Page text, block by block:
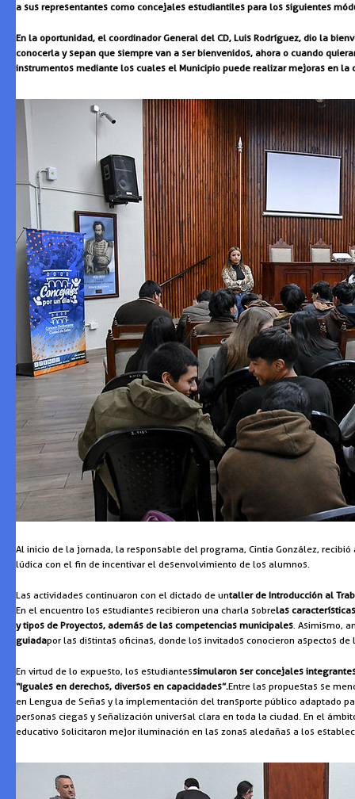
a sus representantes como concejales estudiantiles para los siguientes
En la oportunidad, el coordinador General del CD, Luis Rodríguez, dio la
conocerla y sepan que siempre van a ser bienvenidos, ahora o cuando
instrumentos mediante los cuales el Municipio puede realizar mejoras en la
Al inicio de la jornada, la responsable del programa, Cintia González,
lúdica con el fin de incentivar el desenvolvimiento de los alumnos.
Las actividades continuaron con el dictado de untaller de Introducción al
En el encuentro los estudiantes recibieron una charla sobrelas
y tipos de Proyectos, además de las competencias municipales. Asimismo,
guiadapor las distintas oficinas, donde los invitados conocieron aspectos
En virtud de lo expuesto, los estudiantessimularon ser concejales
“Iguales en derechos, diversos en capacidades”.Entre las propuestas se
en Lengua de Señas y la implementación del transporte público adaptado
personas ciegas y señalización universal clara en toda la ciudad. En el
educativo solicitaron mejor iluminación en las zonas aledañas a los